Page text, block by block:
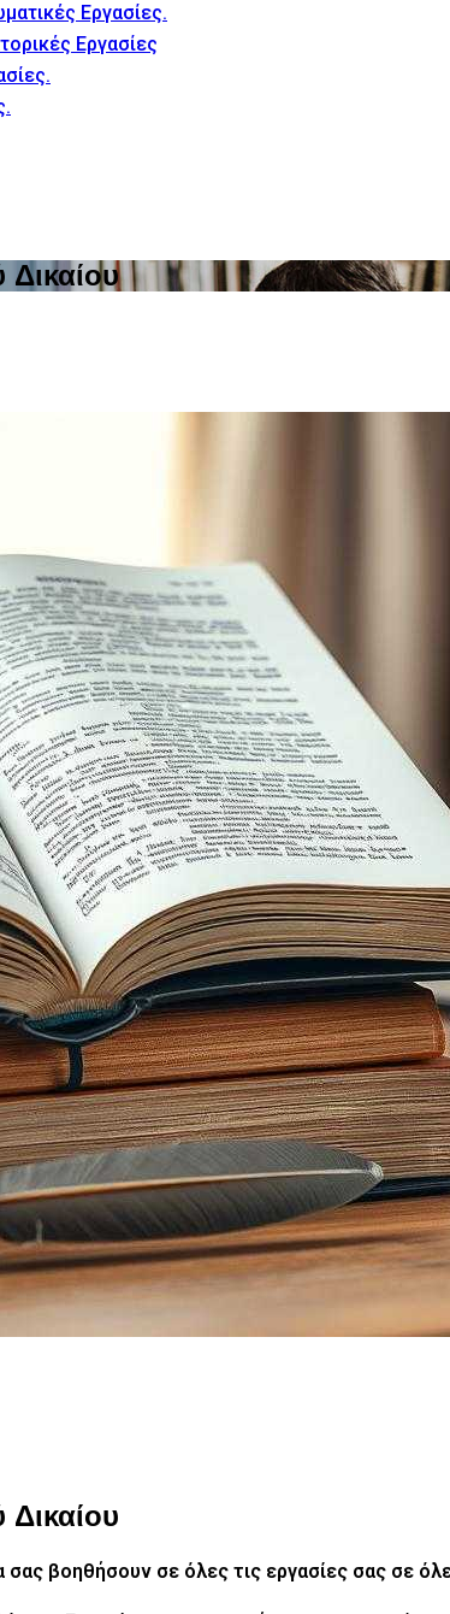
Εργασίες.
Εργασίες
βοηθήσουν σε όλες τις εργασίες σας σε